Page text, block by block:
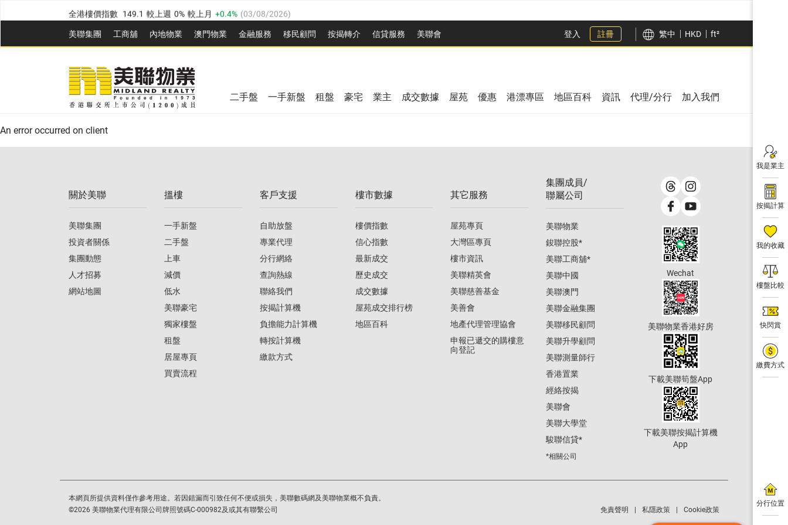
全港樓價指數 149.1 較上週 0% 較上月 0.4% (03/08/2026)
港島樓價指數 157.4 較上週 -0.3% 較上月 -0.8% (03/08/2026)
九龍樓價指數 156.4 較上週 -0.1% 較上月 0.3% (03/08/2026)
新界樓價指數 134.8 較上週 0.1%
美聯信心指數 77.1 較上週 0.7% 較上月 ( 03/08/2026
美聯集團 工商舖 內地物業 澳門物業 金融服務 移民顧問 按揭轉介 信貸服務 美聯會
全港樓價指數 149.1 較上週 0% 較上月
美聯信心指數 較上週 0.7% 03/08/2026)
登入 註冊 繁中 HKD ft²
我是業主
按揭計算
我的收藏
樓盤比較
快閃賞
繳費方式
分行位置
二手盤 一手新盤 租盤 豪宅 業主 成交數據 屋苑 優惠 港漂專區 地區百科 資訊 代理/分行 加入我們
An error occurred on client
關於美聯
美聯集團
投資者關係
集團動態
人才招募
網站地圖
搵樓
一手新盤
二手盤
上車
減價
低水
美聯豪宅
獨家樓盤
租盤
居屋專頁
買賣流程
客戶支援
自助放盤
專業代理
分行網絡
查詢熱線
聯絡我們
按揭計算機
負擔能力計算機
轉按計算機
繳款方式
樓市數據
樓價指數
信心指數
最新成交
歷史成交
成交數據
屋苑成交排行榜
地區百科
其它服務
屋苑專頁
大灣區專頁
樓市資訊
美聯精英會
美聯慈善基金
美善會
地產代理管理協會
申報已遞交的購樓意
向登記
集團成員/
聯屬公司
美聯物業
鋑聯控股*
美聯工商舖*
美聯中國
美聯澳門
美聯金融集團
美聯移民顧問
美聯升學顧問
美聯測量師行
香港置業
經絡按揭
美聯會
美聯大學堂
駿聯信貸*
*相關公司
Wechat
美聯物業香港好房
下載美聯筍盤App
下載美聯按揭計算機
App
本網頁所提供資料僅作參考用途。若因錯漏而引致任何不便或損失，美聯數碼網及美聯物業概不負責。
©2026 美聯物業代理有限公司牌照號碼C-000982及或其有聯繫公司 免責聲明 私隱政策 Cookie政策